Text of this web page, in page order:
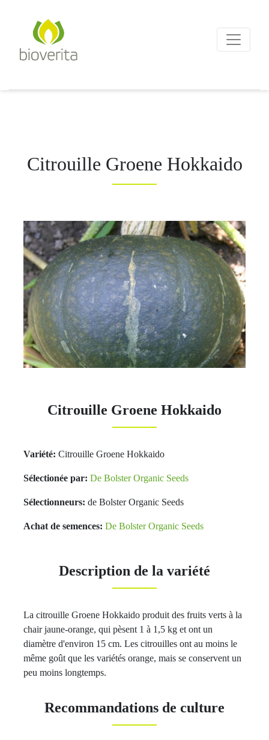
Von der Züchtung bis zum
Citrouille Groene Hokkaido
Citrouille Groene Hokkaido
Variété: Citrouille Groene Hokkaido
Sélectionée par: De Bolster Organic Seeds
Sélectionneurs: de Bolster Organic Seeds
Achat de semences: De Bolster Organic Seeds
Description de la variété
La citrouille Groene Hokkaido produit des fruits verts à la
chair jaune-orange, qui pèsent 1 à 1,5 kg et ont un
diamètre d'environ 15 cm. Les citrouilles ont au moins le
même goût que les variétés orange, mais se conservent un
peu moins longtemps.
Recommandations de culture